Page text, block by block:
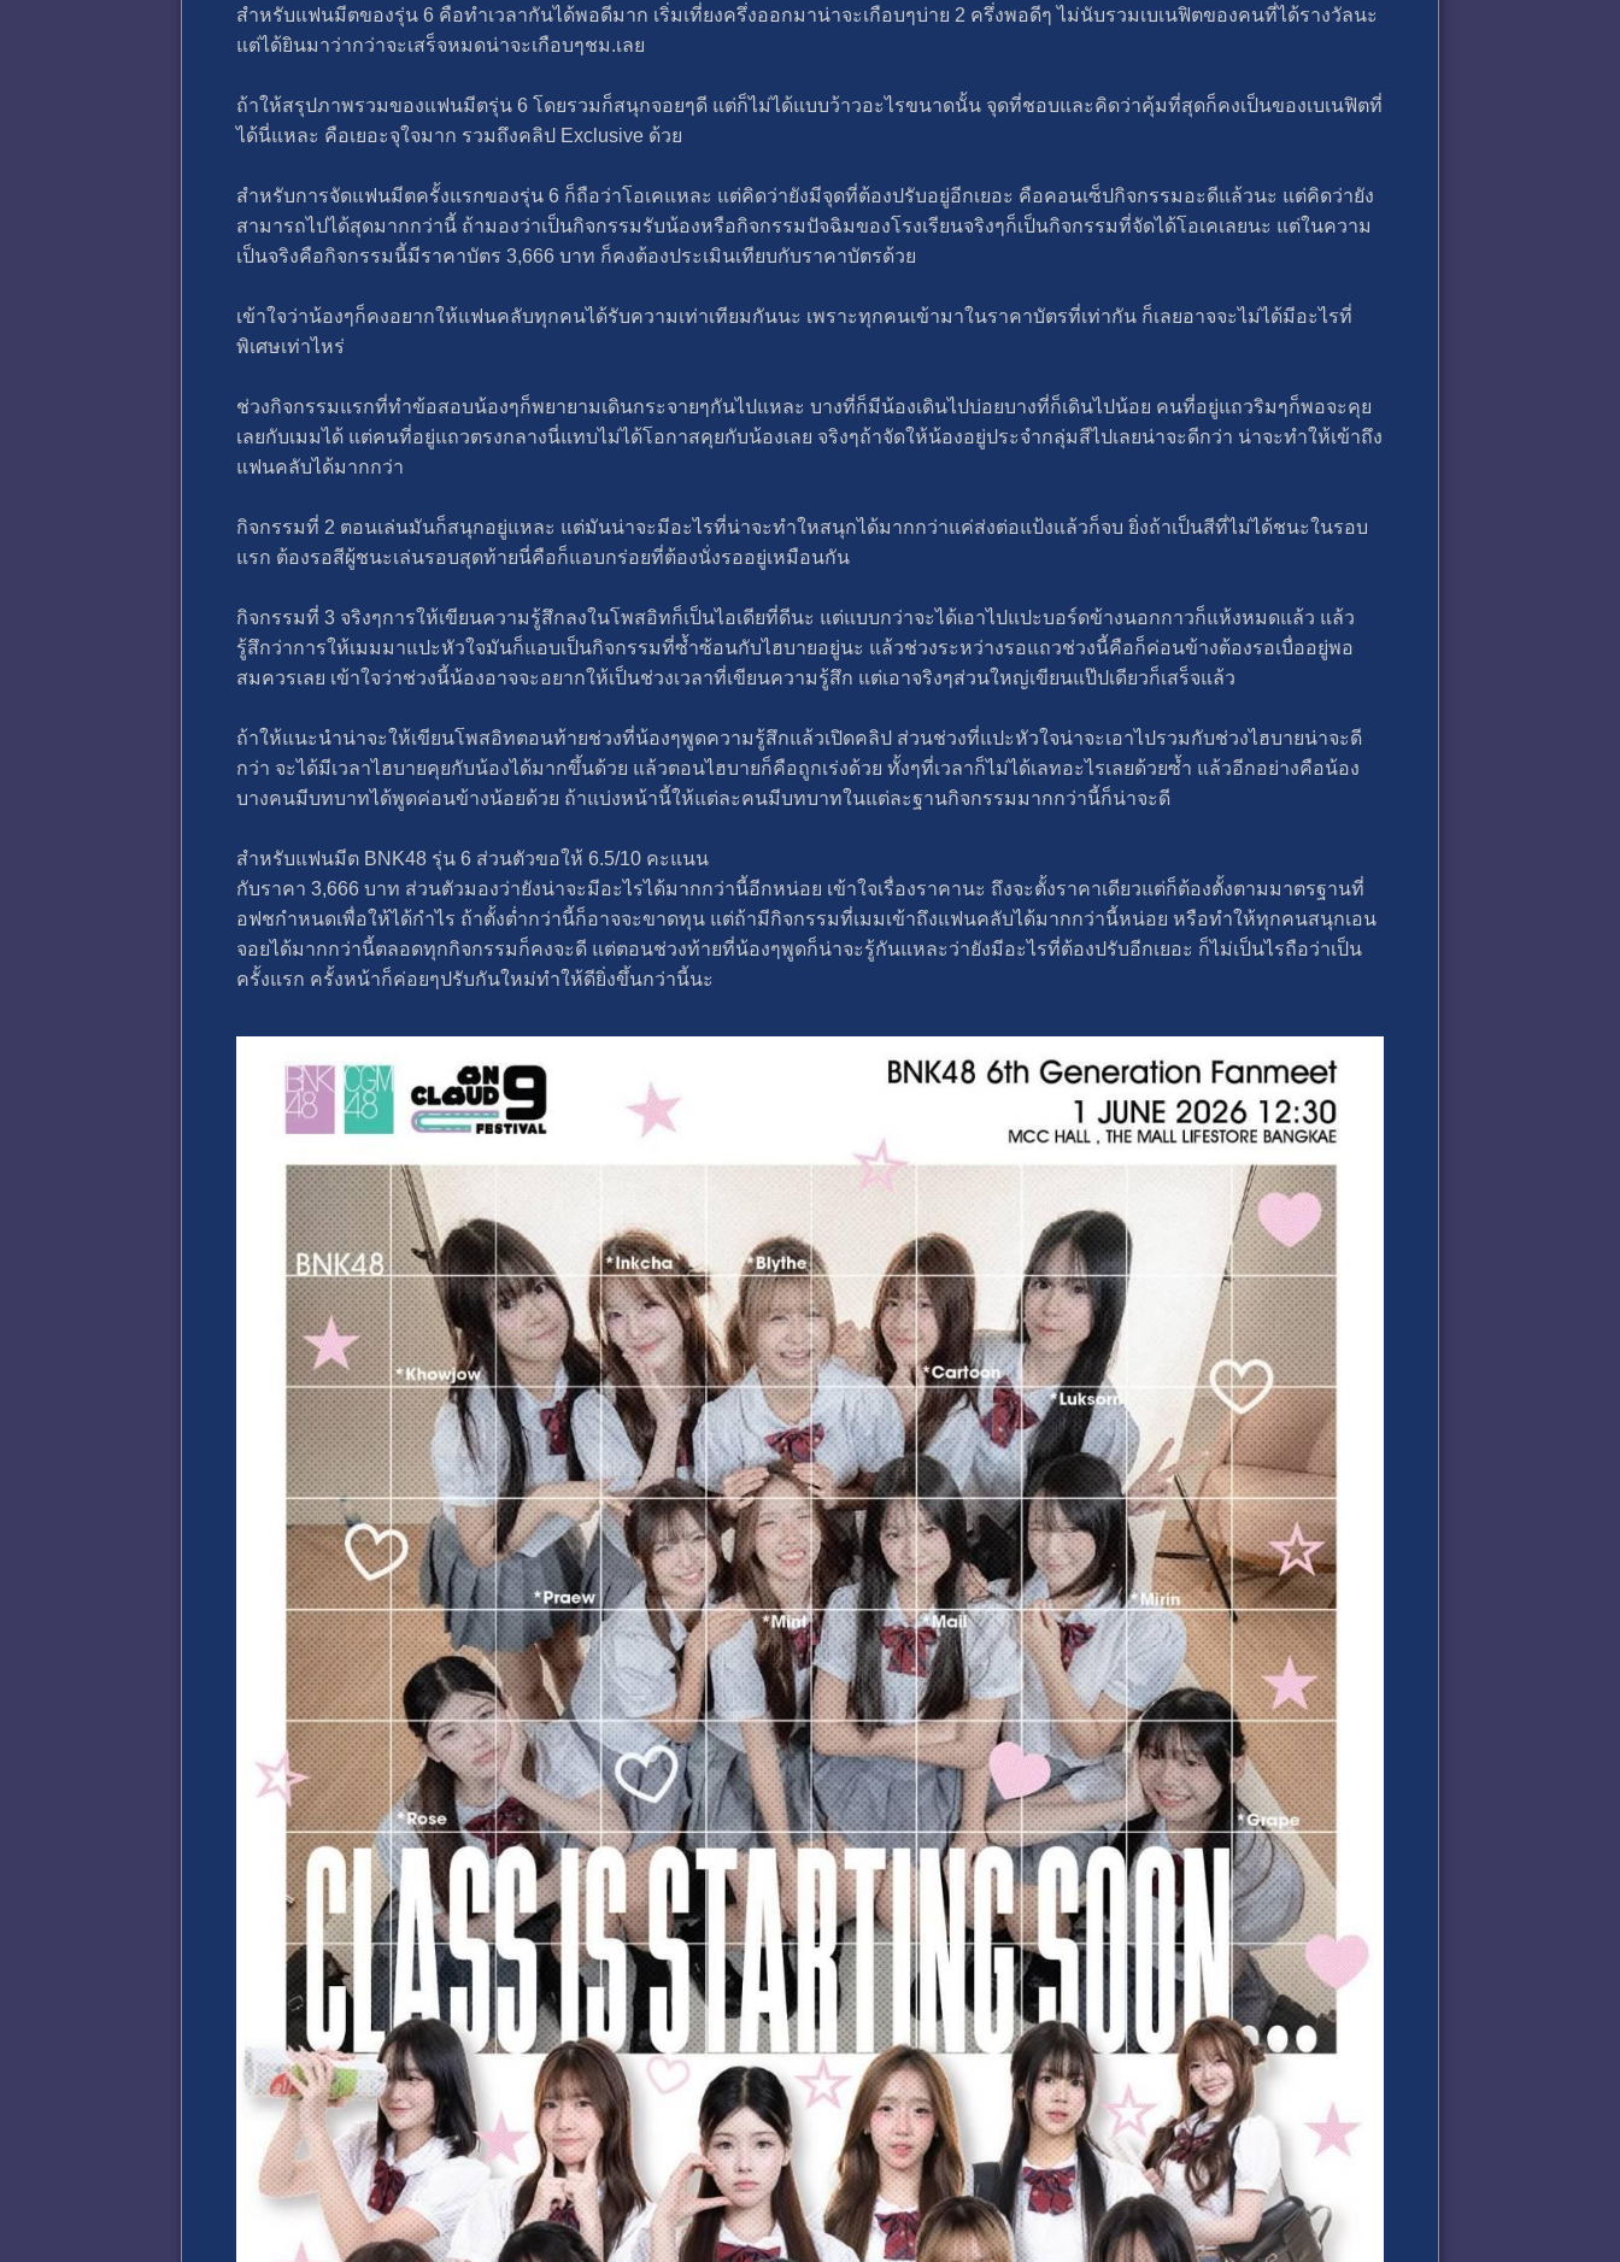
สำหรับแฟนมีตของรุ่น 6 คือทำเวลากันได้พอดีมาก เริ่มเที่ยงครึ่งออกมาน่าจะเกือบๆบ่าย 2 ครึ่งพอดีๆ ไม่นับรวมเบเนฟิตของคนที่ได้รางวัลนะ
แต่ได้ยินมาว่ากว่าจะเสร็จหมดน่าจะเกือบๆชม.เลย
ถ้าให้สรุปภาพรวมของแฟนมีตรุ่น 6 โดยรวมก็สนุกจอยๆดี แต่ก็ไม่ได้แบบว้าวอะไรขนาดนั้น จุดที่ชอบและคิดว่าคุ้มที่สุดก็คงเป็นของเบเนฟิตที่
ได้นี่แหละ คือเยอะจุใจมาก รวมถึงคลิป Exclusive ด้วย
สำหรับการจัดแฟนมีตครั้งแรกของรุ่น 6 ก็ถือว่าโอเคแหละ แต่คิดว่ายังมีจุดที่ต้องปรับอยู่อีกเยอะ คือคอนเซ็ปกิจกรรมอะดีแล้วนะ แต่คิดว่ายัง
สามารถไปได้สุดมากกว่านี้ ถ้ามองว่าเป็นกิจกรรมรับน้องหรือกิจกรรมปัจฉิมของโรงเรียนจริงๆก็เป็นกิจกรรมที่จัดได้โอเคเลยนะ แต่ในความ
เป็นจริงคือกิจกรรมนี้มีราคาบัตร 3,666 บาท ก็คงต้องประเมินเทียบกับราคาบัตรด้วย
เข้าใจว่าน้องๆก็คงอยากให้แฟนคลับทุกคนได้รับความเท่าเทียมกันนะ เพราะทุกคนเข้ามาในราคาบัตรที่เท่ากัน ก็เลยอาจจะไม่ได้มีอะไรที่
พิเศษเท่าไหร่
ช่วงกิจกรรมแรกที่ทำข้อสอบน้องๆก็พยายามเดินกระจายๆกันไปแหละ บางที่ก็มีน้องเดินไปบ่อยบางที่ก็เดินไปน้อย คนที่อยู่แถวริมๆก็พอจะคุย
เลยกับเมมได้ แต่คนที่อยู่แถวตรงกลางนี่แทบไม่ได้โอกาสคุยกับน้องเลย จริงๆถ้าจัดให้น้องอยู่ประจำกลุ่มสีไปเลยน่าจะดีกว่า น่าจะทำให้เข้าถึง
แฟนคลับได้มากกว่า
กิจกรรมที่ 2 ตอนเล่นมันก็สนุกอยู่แหละ แต่มันน่าจะมีอะไรที่น่าจะทำใหสนุกได้มากกว่าแค่ส่งต่อแป้งแล้วก็จบ ยิ่งถ้าเป็นสีที่ไม่ได้ชนะในรอบ
แรก ต้องรอสีผู้ชนะเล่นรอบสุดท้ายนี่คือก็แอบกร่อยที่ต้องนั่งรออยู่เหมือนกัน
กิจกรรมที่ 3 จริงๆการให้เขียนความรู้สึกลงในโพสอิทก็เป็นไอเดียที่ดีนะ แต่แบบกว่าจะได้เอาไปแปะบอร์ดข้างนอกกาวก็แห้งหมดแล้ว แล้ว
รู้สึกว่าการให้เมมมาแปะหัวใจมันก็แอบเป็นกิจกรรมที่ซ้ำซ้อนกับไฮบายอยู่นะ แล้วช่วงระหว่างรอแถวช่วงนี้คือก็ค่อนข้างต้องรอเบื่ออยู่พอ
สมควรเลย เข้าใจว่าช่วงนี้น้องอาจจะอยากให้เป็นช่วงเวลาที่เขียนความรู้สึก แต่เอาจริงๆส่วนใหญ่เขียนแป๊ปเดียวก็เสร็จแล้ว
ถ้าให้แนะนำน่าจะให้เขียนโพสอิทตอนท้ายช่วงที่น้องๆพูดความรู้สึกแล้วเปิดคลิป ส่วนช่วงที่แปะหัวใจน่าจะเอาไปรวมกับช่วงไฮบายน่าจะดี
กว่า จะได้มีเวลาไฮบายคุยกับน้องได้มากขึ้นด้วย แล้วตอนไฮบายก็คือถูกเร่งด้วย ทั้งๆที่เวลาก็ไม่ได้เลทอะไรเลยด้วยซ้ำ แล้วอีกอย่างคือน้อง
บางคนมีบทบาทได้พูดค่อนข้างน้อยด้วย ถ้าแบ่งหน้านี้ให้แต่ละคนมีบทบาทในแต่ละฐานกิจกรรมมากกว่านี้ก็น่าจะดี
สำหรับแฟนมีต BNK48 รุ่น 6 ส่วนตัวขอให้ 6.5/10 คะแนน
กับราคา 3,666 บาท ส่วนตัวมองว่ายังน่าจะมีอะไรได้มากกว่านี้อีกหน่อย เข้าใจเรื่องราคานะ ถึงจะตั้งราคาเดียวแต่ก็ต้องตั้งตามมาตรฐานที่
อฟชกำหนดเพื่อให้ได้กำไร ถ้าตั้งต่ำกว่านี้ก็อาจจะขาดทุน แต่ถ้ามีกิจกรรมที่เมมเข้าถึงแฟนคลับได้มากกว่านี้หน่อย หรือทำให้ทุกคนสนุกเอน
จอยได้มากกว่านี้ตลอดทุกกิจกรรมก็คงจะดี แต่ตอนช่วงท้ายที่น้องๆพูดก็น่าจะรู้กันแหละว่ายังมีอะไรที่ต้องปรับอีกเยอะ ก็ไม่เป็นไรถือว่าเป็น
ครั้งแรก ครั้งหน้าก็ค่อยๆปรับกันใหม่ทำให้ดียิ่งขึ้นกว่านี้นะ